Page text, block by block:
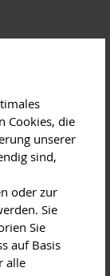
Cookies, die
unserer
sind,
oder zur
Sie
Sie
auf Basis
alle
Thema
den ersten drei